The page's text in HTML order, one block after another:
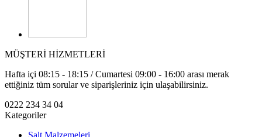
MÜŞTERİ HİZMETLERİ
Hafta içi 08:15 - 18:15 / Cumartesi 09:00 - 16:00 arası merak
ettiğiniz tüm sorular ve siparişleriniz için ulaşabilirsiniz.
0222 234 34 04
Kategoriler
Şalt Malzemeleri